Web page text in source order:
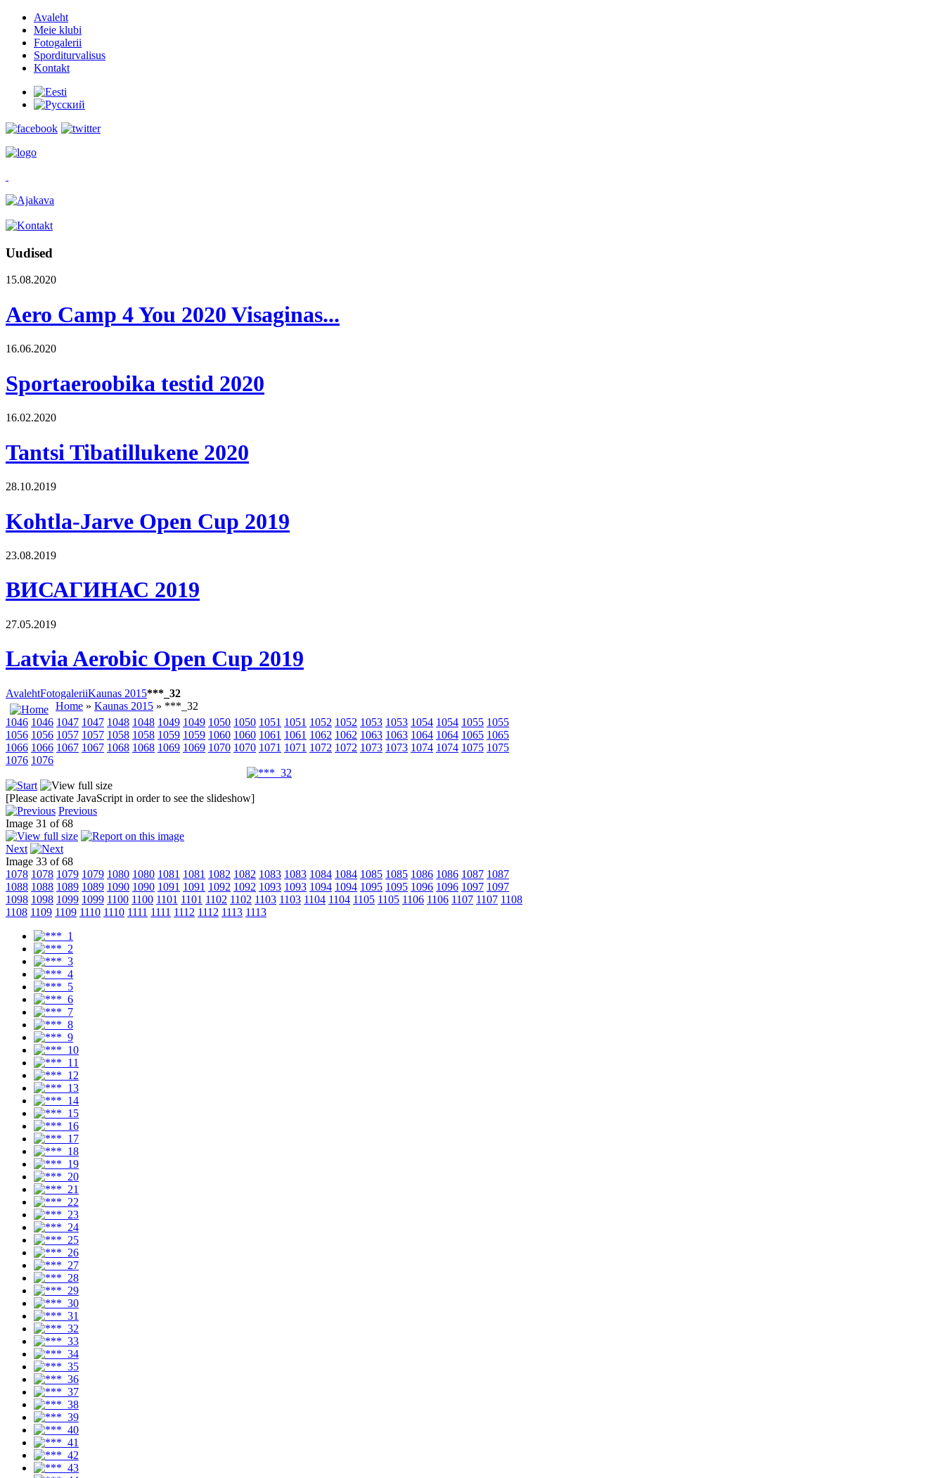
Avaleht
Meie klubi
Fotogalerii
Sporditurvalisus
Kontakt
Uudised
15.08.2020
Aero Camp 4 You 2020 Visaginas...
16.06.2020
Sportaeroobika testid 2020
16.02.2020
Tantsi Tibatillukene 2020
28.10.2019
Kohtla-Jarve Open Cup 2019
23.08.2019
ВИСАГИНАС 2019
27.05.2019
Latvia Aerobic Open Cup 2019
AvalehtFotogaleriiKaunas 2015***_32
Home » Kaunas 2015 » ***_32
1046 1046 1047 1047 1048 1048 1049 1049 1050 1050 1051 1051 1052 1052 1053 1053 1054 1054 1055 1055
1056 1056 1057 1057 1058 1058 1059 1059 1060 1060 1061 1061 1062 1062 1063 1063 1064 1064 1065 1065
1066 1066 1067 1067 1068 1068 1069 1069 1070 1070 1071 1071 1072 1072 1073 1073 1074 1074 1075 1075
1076 1076
[Please activate JavaScript in order to see the slideshow]
Previous
Image 31 of 68
Next
Image 33 of 68
1078 1078 1079 1079 1080 1080 1081 1081 1082 1082 1083 1083 1084 1084 1085 1085 1086 1086 1087 1087
1088 1088 1089 1089 1090 1090 1091 1091 1092 1092 1093 1093 1094 1094 1095 1095 1096 1096 1097 1097
1098 1098 1099 1099 1100 1100 1101 1101 1102 1102 1103 1103 1104 1104 1105 1105 1106 1106 1107 1107 1108
1108 1109 1109 1110 1110 1111 1111 1112 1112 1113 1113